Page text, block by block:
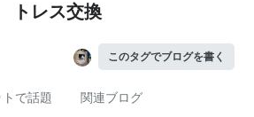
トレス交換
このタグでブログを書く
で話題 関連ブログ